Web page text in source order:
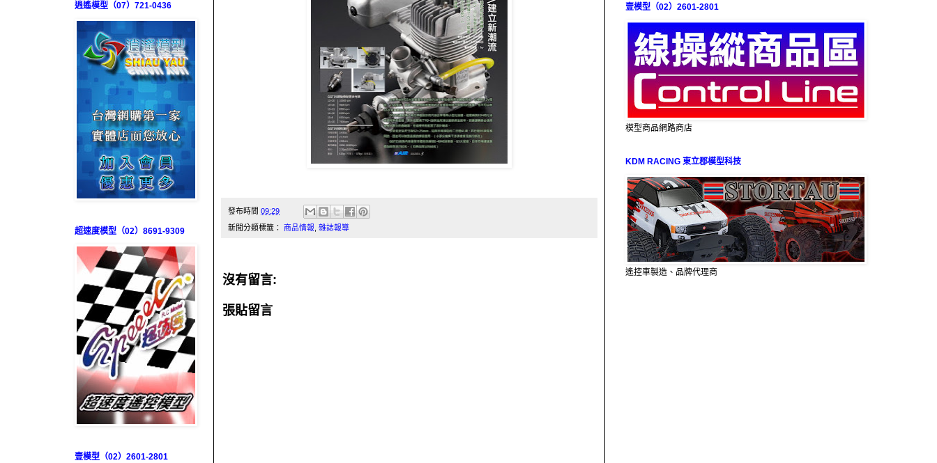
發布時間 09:29
新聞分類標籤： 商品情報, 雜誌報導
沒有留言:
張貼留言
逍遙模型（07）721-0436
超速度模型（02）8691-9309
壹模型（02）2601-2801
壹模型（02）2601-2801
模型商品網路商店
KDM RACING 東立郡模型科技
遙控車製造、品牌代理商